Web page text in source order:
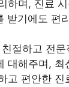
하며, 진료
받기에도 편
절하고 전
대해주며, 최
고 편안한 진